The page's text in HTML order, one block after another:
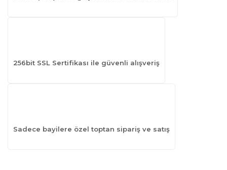
256bit SSL Sertifikası ile güvenli alışveriş
Sadece bayilere özel toptan sipariş ve satış